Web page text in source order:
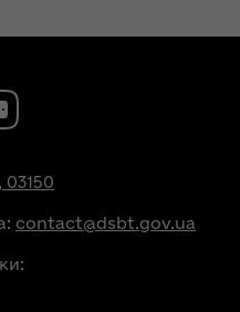
03150
contact@dsbt.gov.ua